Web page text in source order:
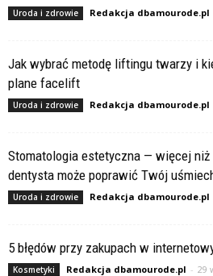
Uroda i zdrowie Redakcja dbamourode.pl
Jak wybrać metodę liftingu twarzy i
plane facelift
Uroda i zdrowie Redakcja dbamourode.pl
Stomatologia estetyczna — więcej
dentysta może poprawić Twój
Uroda i zdrowie Redakcja dbamourode.pl
5 błędów przy zakupach w
Kosmetyki Redakcja dbamourode.pl - 29